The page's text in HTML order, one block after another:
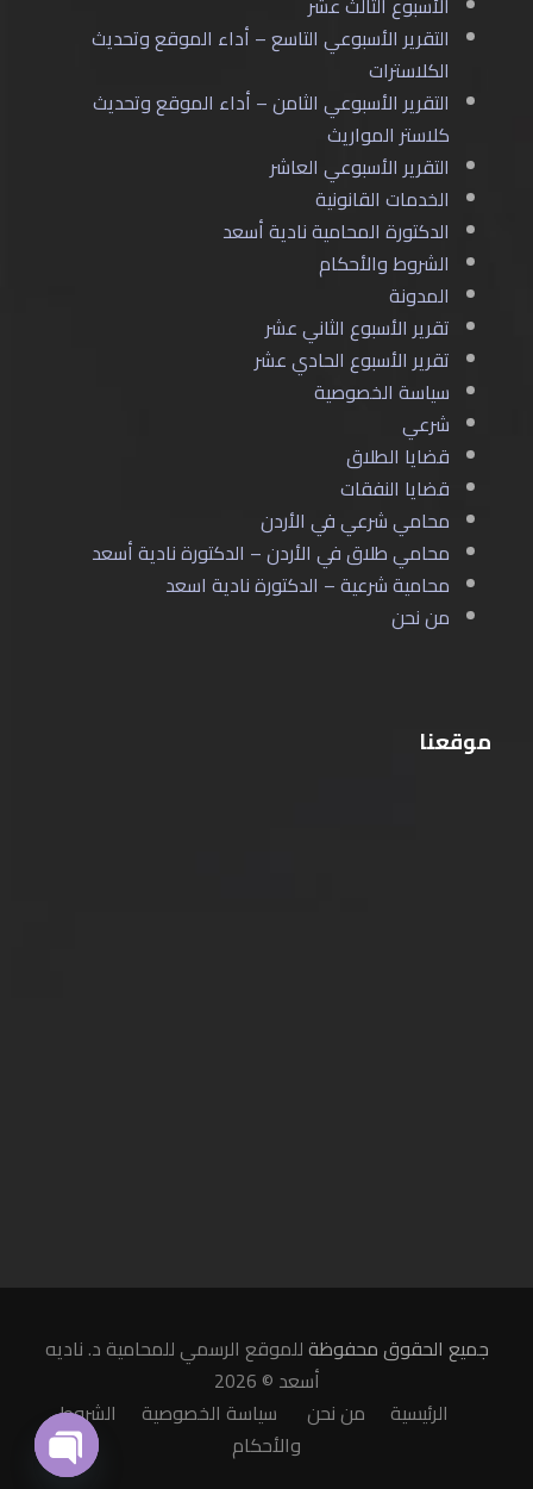
التقرير الأسبوعي التاسع – أداء الموقع وتحديث
الكلاسترات
التقرير الأسبوعي الثامن – أداء الموقع وتحديث
كلاستر المواريث
التقرير الأسبوعي العاشر
الخدمات القانونية
الدكتورة المحامية نادية أسعد
الشروط والأحكام
المدونة
تقرير الأسبوع الثاني عشر
تقرير الأسبوع الحادي عشر
سياسة الخصوصية
شرعي
قضايا الطلاق
قضايا النفقات
محامي شرعي في الأردن
محامي طلاق في الأردن – الدكتورة نادية أسعد
محامية شرعية – الدكتورة نادية اسعد
من نحن
موقعنا
جميع الحقوق محفوظةللموقع الرسمي للمحامية د. ناديه
أسعد © 2026
الرئيسية
من نحن سياسة الخصوصية
الشروط
والأحكام